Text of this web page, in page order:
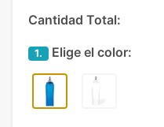
Cantidad Total:
1. Elige el color: